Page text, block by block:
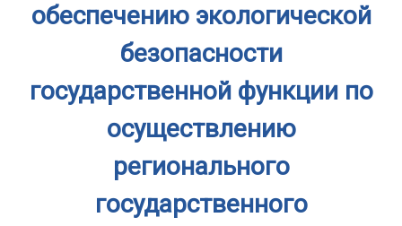
обеспечению экологической
безопасности
государственной функции по
осуществлению
регионального
государственного